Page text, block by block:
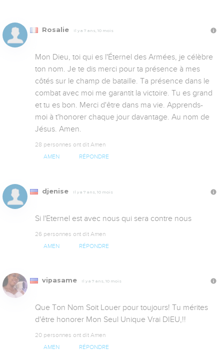
Rosalie Il y a 7 ans, 10 mois
Mon Dieu, toi qui es l'Éternel des Armées, je célèbre
ton nom. Je te dis merci pour ta présence à mes
côtés sur le champ de bataille. Ta présence dans le
combat avec moi me garantit la victoire. Tu es grand
et tu es bon. Merci d'être dans ma vie. Apprends-
moi à t'honorer chaque jour davantage. Au nom de
Jésus. Amen.
28 personnes ont dit Amen
AMEN RÉPONDRE
djenise Il y a 7 ans, 10 mois
Si l'Eternel est avec nous qui sera contre nous
26 personnes ont dit Amen
AMEN RÉPONDRE
vipasame Il y a 7 ans, 10 mois
Que Ton Nom Soit Louer pour toujours! Tu mérites
d'être honorer Mon Seul Unique Vrai DIEU,!!
20 personnes ont dit Amen
AMEN RÉPONDRE